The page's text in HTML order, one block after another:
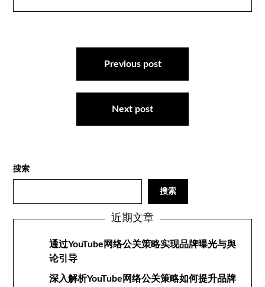
Previous post
Next post
搜索
搜索
近期文章
通过YouTube网络公关策略实现品牌曝光与舆
论引导
深入解析YouTube网络公关策略如何提升品牌